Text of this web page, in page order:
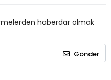
haberdar olmak
Gönder